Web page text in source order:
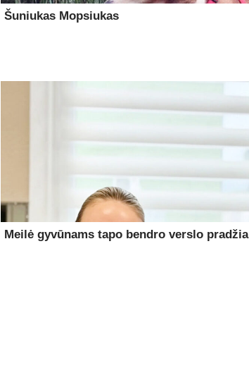
Šuniukas Mopsiukas
Meilė gyvūnams tapo bendro verslo pradžia